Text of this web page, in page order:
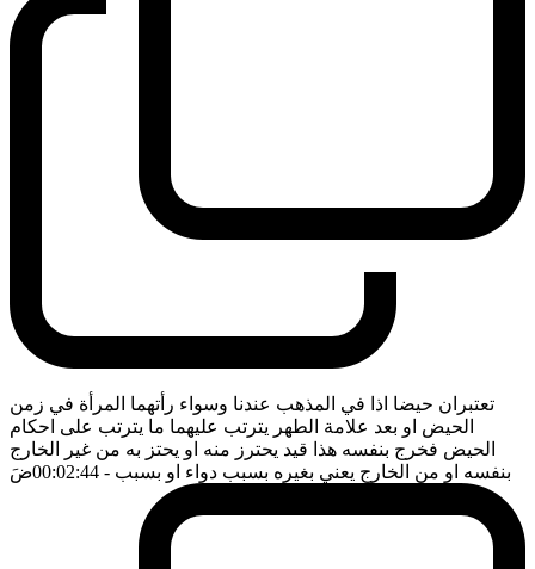
تعتبران حيضا اذا في المذهب عندنا وسواء رأتهما المرأة في زمن
الحيض او بعد علامة الطهر يترتب عليهما ما يترتب على احكام
الحيض فخرج بنفسه هذا قيد يحترز منه او يحتز به من غير الخارج
بنفسه او من الخارج يعني بغيره بسبب دواء او بسبب - 00:02:44 ضَ